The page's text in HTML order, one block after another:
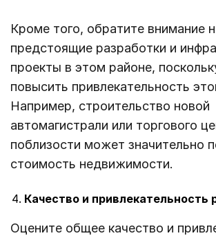
Кроме того, обратите внимание
предстоящие разработки и
проекты в этом районе,
повысить привлекательность
Например, строительство новой
автомагистрали или торгового
поблизости может значительно
стоимость недвижимости.
Качество и привлекательность
Оцените общее качество и